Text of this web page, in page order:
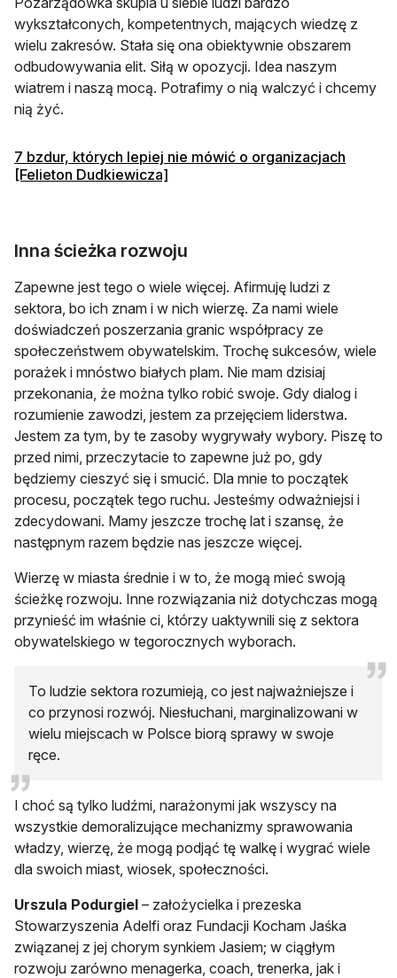
wykształconych, kompetentnych, mających wiedzę z
wielu zakresów. Stała się ona obiektywnie obszarem
odbudowywania elit. Siłą w opozycji. Idea naszym
wiatrem i naszą mocą. Potrafimy o nią walczyć i chcemy
nią żyć.
7 bzdur, których lepiej nie mówić o organizacjach
[Felieton Dudkiewicza]
Inna ścieżka rozwoju
Zapewne jest tego o wiele więcej. Afirmuję ludzi z
sektora, bo ich znam i w nich wierzę. Za nami wiele
doświadczeń poszerzania granic współpracy ze
społeczeństwem obywatelskim. Trochę sukcesów, wiele
porażek i mnóstwo białych plam. Nie mam dzisiaj
przekonania, że można tylko robić swoje. Gdy dialog i
rozumienie zawodzi, jestem za przejęciem liderstwa.
Jestem za tym, by te zasoby wygrywały wybory. Piszę to
przed nimi, przeczytacie to zapewne już po, gdy
będziemy cieszyć się i smucić. Dla mnie to początek
procesu, początek tego ruchu. Jesteśmy odważniejsi i
zdecydowani. Mamy jeszcze trochę lat i szansę, że
następnym razem będzie nas jeszcze więcej.
Wierzę w miasta średnie i w to, że mogą mieć swoją
ścieżkę rozwoju. Inne rozwiązania niż dotychczas mogą
przynieść im właśnie ci, którzy uaktywnili się z sektora
obywatelskiego w tegorocznych wyborach.
To ludzie sektora rozumieją, co jest najważniejsze i
co przynosi rozwój. Niesłuchani, marginalizowani w
wielu miejscach w Polsce biorą sprawy w swoje
ręce.
I choć są tylko ludźmi, narażonymi jak wszyscy na
wszystkie demoralizujące mechanizmy sprawowania
władzy, wierzę, że mogą podjąć tę walkę i wygrać wiele
dla swoich miast, wiosek, społeczności.
Urszula Podurgiel – założycielka i prezeska
Stowarzyszenia Adelfi oraz Fundacji Kocham Jaśka
związanej z jej chorym synkiem Jasiem; w ciągłym
rozwoju zarówno menagerka, coach, trenerka, jak i